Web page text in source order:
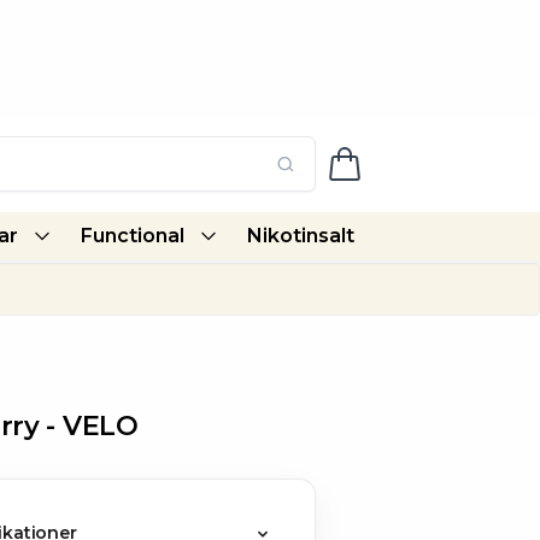
Functional Nikotinsalt
- VELO